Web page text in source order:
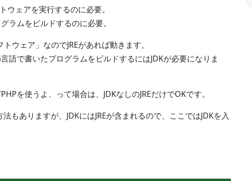
ウェアを実行するのに必要。
ラムをビルドするのに必要。
ウェア」なのでJREがあれば動きます。
語で書いたプログラムをビルドするにはJDKが必要になりま
を使うよ、って場合は、JDKなしのJREだけでOKです。
もありますが、JDKにはJREが含まれるので、ここではJDKを入